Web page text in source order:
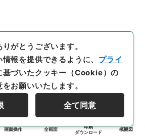
画面操作 全画面
印刷
ダウンロード
概観図
がとうございます。
報を提供できるように、 プライ
基づいたクッキー（Cookie）の
お願いいたします。
全て同意